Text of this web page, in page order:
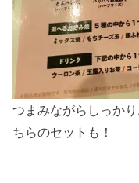
つまみながらしっか
ちらのセットも！